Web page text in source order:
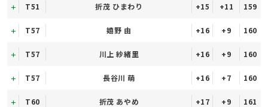
T51 折茂 ひまわり +15 +11 159
T57 嬉野 由 +16 +9 160
T57 川上 紗緒里 +16 +9 160
T57 長谷川 萌 +16 +7 160
T60 折茂 あやめ +17 +9 161